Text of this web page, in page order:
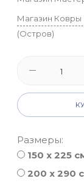
Магазин Ковры
(Остров)
Размеры:
150 x 225
200 x 290